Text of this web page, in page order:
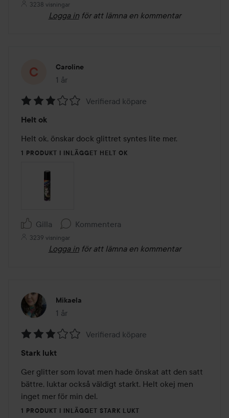
3238 visningar
Logga in för att lämna en kommentar
Caroline
1 år
Inlägget skapades 1 år
3
av
5
Verifierad köpare
Helt ok
Helt ok, önskar dock glittret syntes lite mer.
1 PRODUKT I INLÄGGET HELT OK
Gilla Kommentera
3239 visningar
Logga in för att lämna en kommentar
Mikaela
1 år
Inlägget skapades 1 år
3
av
5
Verifierad köpare
Stark lukt
Ger glitter som lovat men hade önskat att den satt
bättre, luktar också väldigt starkt. Helt okej men
inget mer för min del.
1 PRODUKT I INLÄGGET STARK LUKT